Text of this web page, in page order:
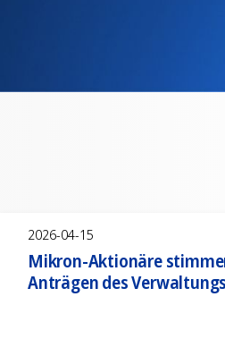
2026-04-15
Mikron-Aktionäre
Anträgen des